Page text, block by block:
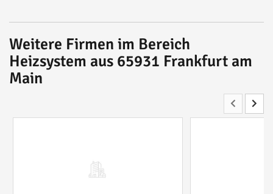
Weitere Firmen im Bereich
Heizsystem aus 65931 Frankfurt am
Main